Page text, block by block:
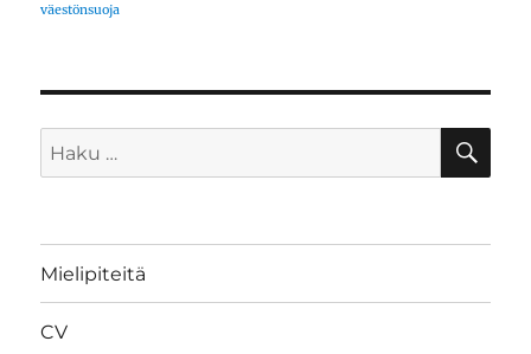
väestönsuoja
Etsi:
Mielipiteitä
CV